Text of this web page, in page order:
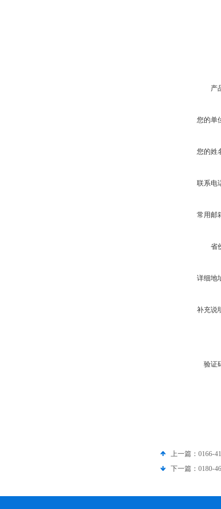
产
您的单
您的姓
联系电
常用邮
省
详细地
补充说
验证
上一篇： 0166-
下一篇： 0180-